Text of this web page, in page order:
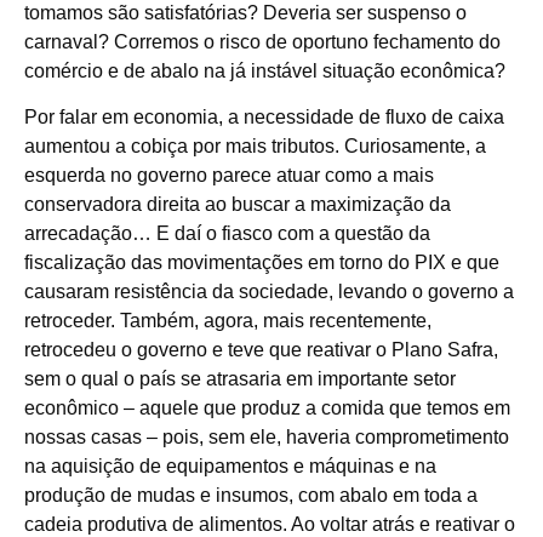
tomamos são satisfatórias? Deveria ser suspenso o
carnaval? Corremos o risco de oportuno fechamento do
comércio e de abalo na já instável situação econômica?
Por falar em economia, a necessidade de fluxo de caixa
aumentou a cobiça por mais tributos. Curiosamente, a
esquerda no governo parece atuar como a mais
conservadora direita ao buscar a maximização da
arrecadação… E daí o fiasco com a questão da
fiscalização das movimentações em torno do PIX e que
causaram resistência da sociedade, levando o governo a
retroceder. Também, agora, mais recentemente,
retrocedeu o governo e teve que reativar o Plano Safra,
sem o qual o país se atrasaria em importante setor
econômico – aquele que produz a comida que temos em
nossas casas – pois, sem ele, haveria comprometimento
na aquisição de equipamentos e máquinas e na
produção de mudas e insumos, com abalo em toda a
cadeia produtiva de alimentos. Ao voltar atrás e reativar o